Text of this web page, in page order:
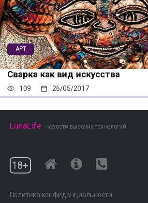
АРТ
Сварка как вид искусства
109 26/05/2017
LunaLife - новости высоких технологий
18+
Политика конфиденциальности